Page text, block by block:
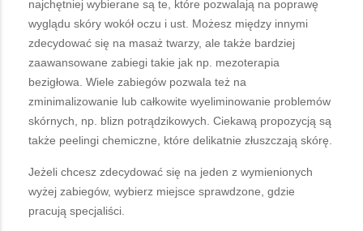
najchętniej wybierane są te, które pozwalają na poprawę
wyglądu skóry wokół oczu i ust. Możesz między innymi
zdecydować się na masaż twarzy, ale także bardziej
zaawansowane zabiegi takie jak np. mezoterapia
bezigłowa. Wiele zabiegów pozwala też na
zminimalizowanie lub całkowite wyeliminowanie problemów
skórnych, np. blizn potrądzikowych. Ciekawą propozycją są
także peelingi chemiczne, które delikatnie złuszczają skórę.
Jeżeli chcesz zdecydować się na jeden z wymienionych
wyżej zabiegów, wybierz miejsce sprawdzone, gdzie
pracują specjaliści.